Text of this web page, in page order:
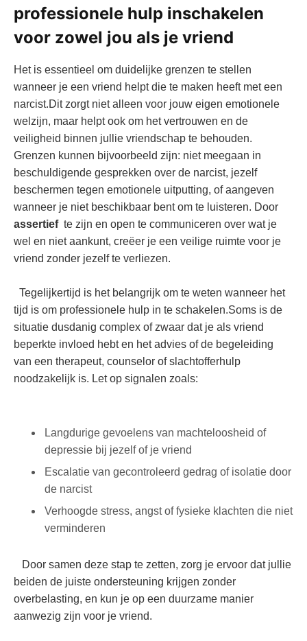
‌professionele hulp inschakelen
voor ‌zowel⁢ jou als je vriend
Het is‌ essentieel om duidelijke‌ grenzen te stellen
wanneer je een vriend helpt die te maken heeft met een
narcist.Dit zorgt niet alleen ⁤voor ‍jouw eigen emotionele
welzijn,​ maar helpt ⁢ook ‍om het vertrouwen en ​de
veiligheid binnen jullie vriendschap te​ behouden.
Grenzen kunnen bijvoorbeeld zijn:⁤ niet⁢ meegaan in⁤
beschuldigende gesprekken over de narcist, jezelf
beschermen tegen emotionele‌ uitputting, of aangeven
⁣wanneer je niet beschikbaar ⁤bent om‍ te‍ luisteren. Door
assertief‌ te zijn en open te communiceren over wat ⁢je
wel en niet‌ aankunt, creëer⁣ je een ⁢veilige ruimte ⁢voor je​
vriend zonder​ jezelf ​te verliezen.
‌ ​ ⁢Tegelijkertijd is het ‍belangrijk om‌ te⁣ weten wanneer het
tijd is ‌om‌ professionele hulp​ in te schakelen.Soms​ is de
situatie dusdanig complex​ of zwaar dat je⁣ als vriend
beperkte invloed hebt en het‍ advies‌ of de begeleiding
van een therapeut, counselor of slachtofferhulp
noodzakelijk is. Let op signalen ‌zoals:
Langdurige ⁤gevoelens van machteloosheid‌ of
‍depressie⁤ bij jezelf of je vriend
Escalatie van gecontroleerd gedrag of​ isolatie door
de narcist
Verhoogde ⁣stress, angst of fysieke klachten die niet
verminderen
⁤ ‍ ⁢⁤ Door⁢ samen deze stap te ​zetten, zorg je ervoor⁣ dat⁣ jullie
beiden de juiste ondersteuning krijgen zonder
overbelasting, en kun je‌ op een ‌duurzame‍ manier
aanwezig zijn‍ voor ⁣je vriend.